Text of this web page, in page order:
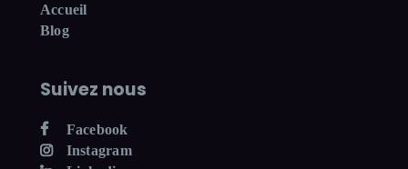
Accueil
Blog
Suivez nous
Facebook
Instagram